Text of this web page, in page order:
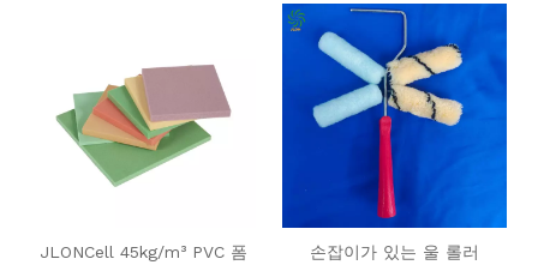
JLONCell 45kg/m³ PVC 폼
손잡이가 있는 울 롤러